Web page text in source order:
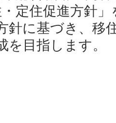
定住促進方針
に基づき、移
を目指します。